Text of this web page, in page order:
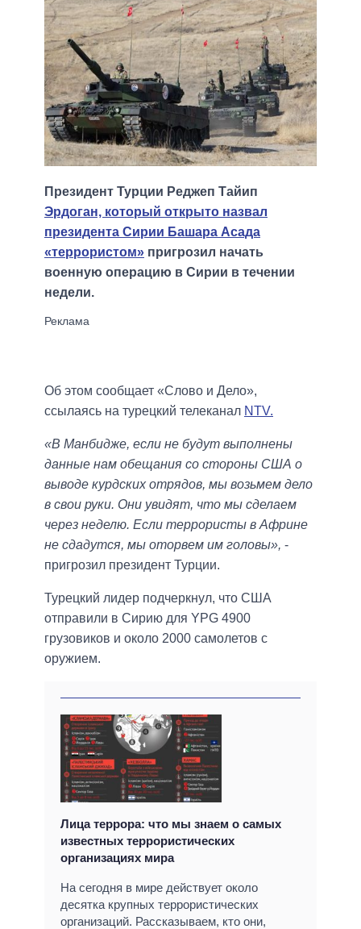
Президент Турции Реджеп Тайип
Эрдоган, который открыто назвал
президента Сирии Башара Асада
«террористом» пригрозил начать
военную операцию в Сирии в течении
недели.
Об этом сообщает «Слово и Дело»,
ссылаясь на турецкий телеканал NTV.
«В Манбидже, если не будут выполнены
данные нам обещания со стороны США о
выводе курдских отрядов, мы возьмем дело
в свои руки. Они увидят, что мы сделаем
через неделю. Если террористы в Африне
не сдадутся, мы оторвем им головы», -
пригрозил президент Турции.
Турецкий лидер подчеркнул, что США
отправили в Сирию для YPG 4900
грузовиков и около 2000 самолетов с
оружием.
Лица террора: что мы знаем о самых
известных террористических
организациях мира
На сегодня в мире действует около
десятка крупных террористических
организаций. Рассказываем, кто они,